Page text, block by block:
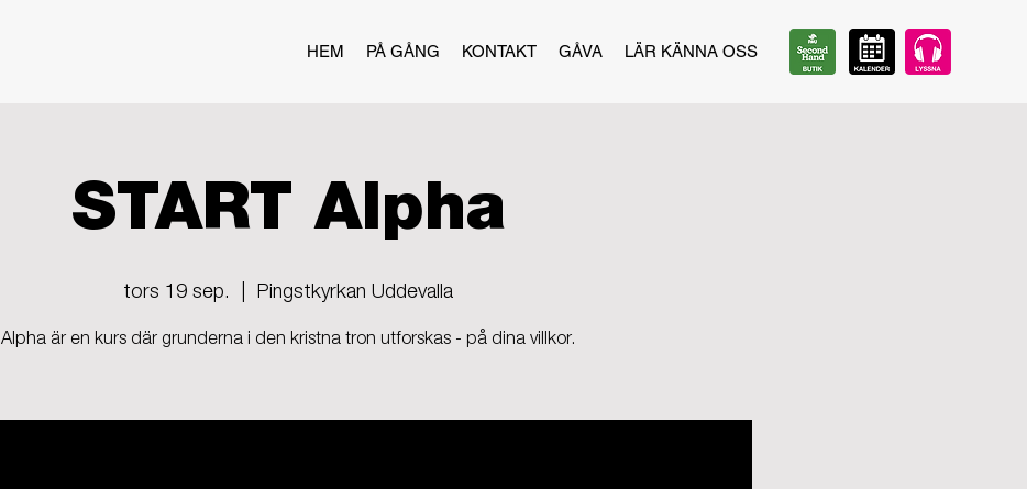
HEM PÅ GÅNG KONTAKT GÅVA LÄR KÄNNA OSS
START Alpha
tors 19 sep. Pingstkyrkan Uddevalla
Alpha är en kurs där grunderna i den kristna tron utforskas - på dina villkor.